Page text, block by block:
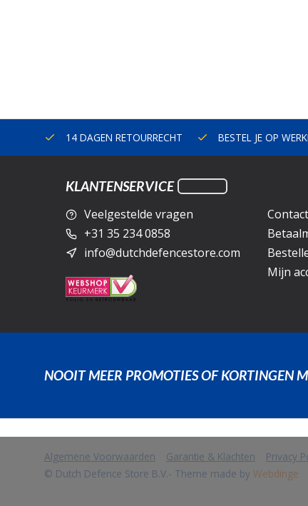
14 DAGEN RETOURRECHT BESTEL JE OP
KLANTENSERVICE
Veelgestelde vragen
+31 35 234 0858
info@dutchdefencestore.com
Contact
Mijn
NOOIT MEER PROMOTIES OF KORTINGEN
Algemene Voorwaarden Garantie & Klachten Privacy
© Dutch Defence Store B.V.- Theme made by Webdinge
Wij slaan cookies op om onze